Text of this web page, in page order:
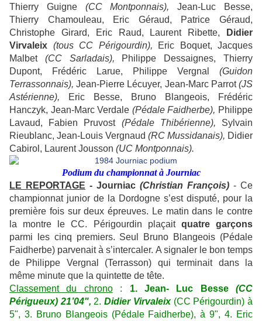
Thierry Guigne (CC Montponnais), Jean-Luc Besse,
Thierry Chamouleau, Eric Géraud, Patrice Géraud,
Christophe Girard, Eric Raud, Laurent Ribette,
Didier
Virvaleix (tous CC Périgourdin), Eric Boquet, Jacques
Malbet (CC Sarladais), Philippe Dessaignes, Thierry
Dupont, Frédéric Larue, Philippe Vergnal (Guidon
Terrassonnais), Jean-Pierre Lécuyer, Jean-Marc Parrot(JS
Astérienne), Eric Besse, Bruno Blangeois, Frédéric
Hanczyk, Jean-Marc Verdale (Pédale Faidherbe), Philippe
Lavaud, Fabien Pruvost (Pédale Thibérienne), Sylvain
Rieublanc, Jean-Louis Vergnaud (RC Mussidanais), Didier
Cabirol, Laurent Jousson (UC Montponnais).
Podium du championnat à Journiac
LE REPORTAGE - Journiac (Christian François) - Ce
championnat junior de la Dordogne s’est disputé, pour la
première fois sur deux épreuves. Le matin dans le contre
la montre le CC. Périgourdin plaçait quatre garçons
parmi les cinq premiers. Seul Bruno Blangeois (Pédale
Faidherbe) parvenait à s’intercaler. A signaler le bon temps
de Philippe Vergnal (Terrasson) qui terminait dans la
même minute que la quintette de tête.
Classement du chrono: 1. Jean- Luc Besse (CC
Périgueux) 21’04", 2.Didier Virvaleix(CC Périgourdin) à
5", 3. Bruno Blangeois (Pédale Faidherbe), à 9", 4. Eric